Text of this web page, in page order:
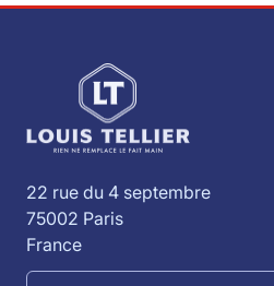
22 rue du 4 septembre
75002 Paris
France